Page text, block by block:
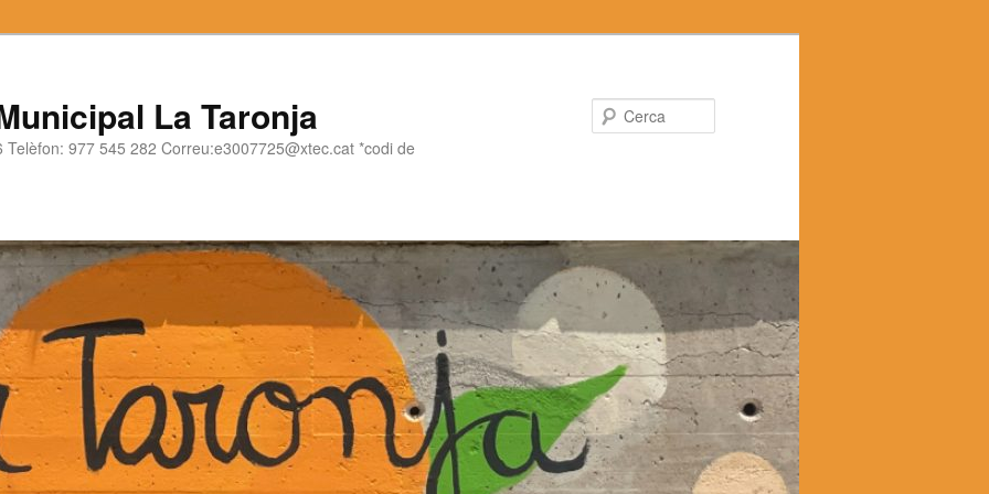
La Taronja
977 545 282 Correu:e3007725@xtec.cat *codi de